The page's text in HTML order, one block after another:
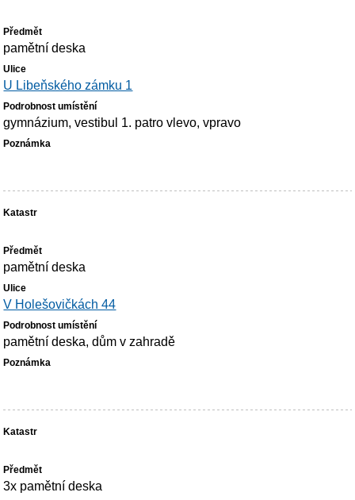
pamětní deska
U Libeňského zámku 1
gymnázium, vestibul 1. patro vlevo, vpravo
pamětní deska
V Holešovičkách 44
pamětní deska, dům v zahradě
3x pamětní deska